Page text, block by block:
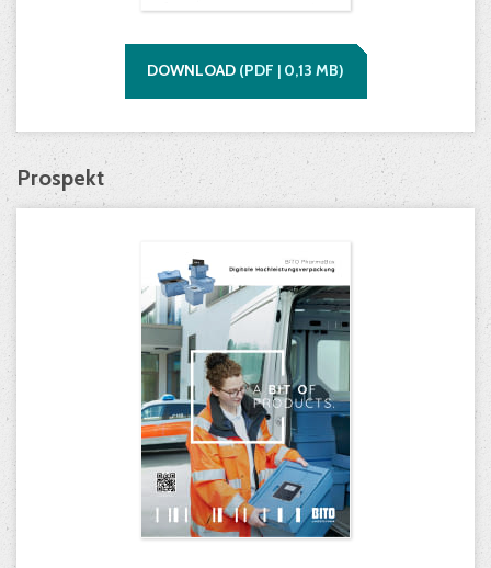
DOWNLOAD (PDF | 0,13 MB)
Prospekt